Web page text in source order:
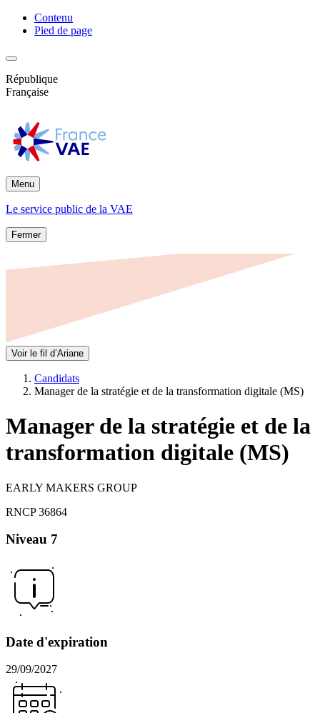
Contenu
Pied de page
République
Française
Menu
Le service public de la VAE
Fermer
Voir le fil d’Ariane
Candidats
Manager de la stratégie et de la transformation digitale (MS)
Manager de la stratégie et de la
transformation digitale (MS)
EARLY MAKERS GROUP
RNCP 36864
Niveau 7
Date d'expiration
29/09/2027